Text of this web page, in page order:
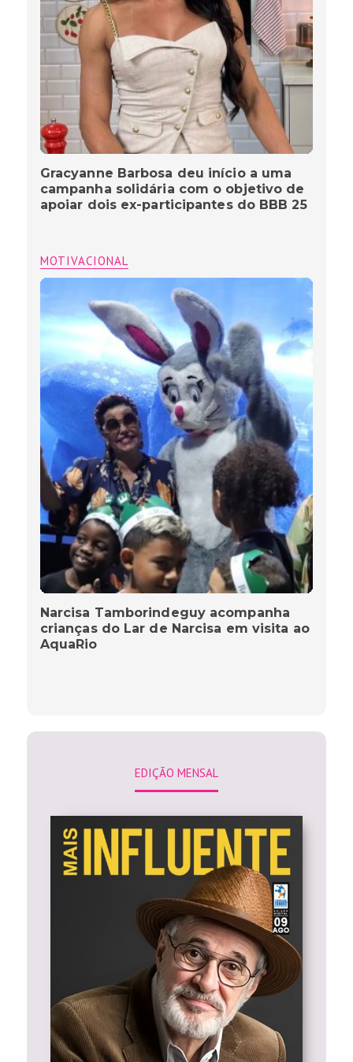
Gracyanne Barbosa deu início a uma
campanha solidária com o objetivo de
apoiar dois ex-participantes do BBB 25
MOTIVACIONAL
Narcisa Tamborindeguy acompanha
crianças do Lar de Narcisa em visita ao
AquaRio
EDIÇÃO MENSAL